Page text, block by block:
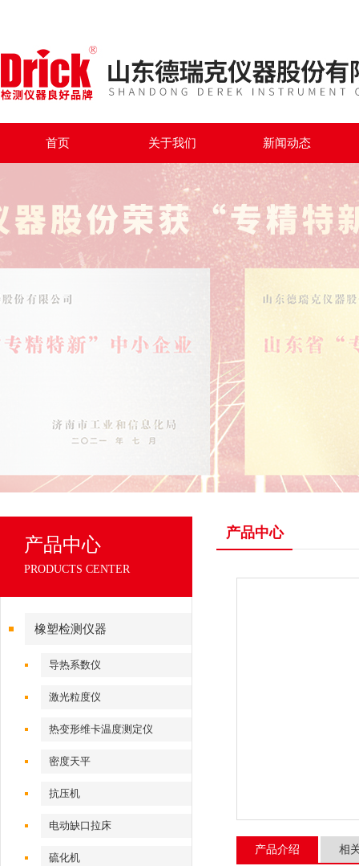
首页 关于我们 新闻动态
产品中心
PRODUCTS CENTER
橡塑检测仪器
导热系数仪
激光粒度仪
热变形维卡温度测定仪
密度天平
抗压机
电动缺口拉床
硫化机
产品中心
产品介绍 相